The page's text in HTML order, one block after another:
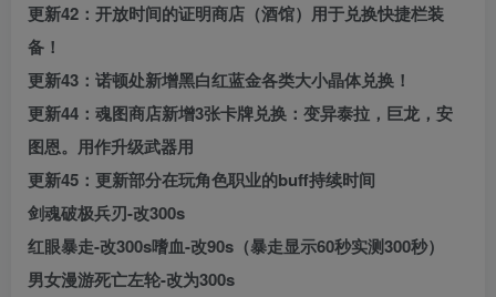
更新42：开放时间的证明商店（酒馆）用于兑换快捷栏装
备！
更新43：诺顿处新增黑白红蓝金各类大小晶体兑换！
更新44：魂图商店新增3张卡牌兑换：变异泰拉，巨龙，安
图恩。用作升级武器用
更新45：更新部分在玩角色职业的buff持续时间
剑魂破极兵刃-改300s
红眼暴走-改300s嗜血-改90s（暴走显示60秒实测300秒）
男女漫游死亡左轮-改为300s